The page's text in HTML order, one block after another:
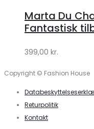
Klædeskabet.dk
Marta Du
Fantastisk
399,00 kr.
Copyright © Fashion House
Returpolitik
Kontakt